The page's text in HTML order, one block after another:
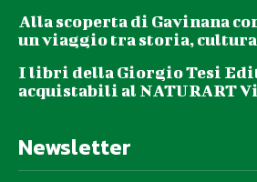
Alla scoperta di Gavinana
un viaggio tra storia,
I libri della Giorgio Tesi
acquistabili al NATURART
Newsletter